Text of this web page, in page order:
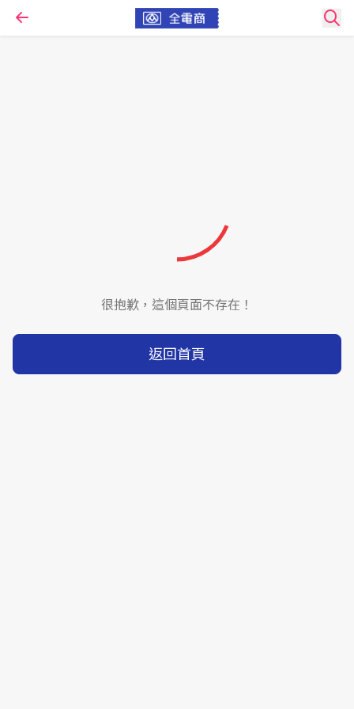
很抱歉，這個頁面不存在！
返回首頁